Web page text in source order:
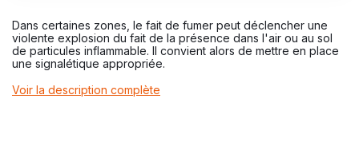
Dans certaines zones, le fait de fumer peut déclencher une
violente explosion du fait de la présence dans l'air ou au sol
de particules inflammable. Il convient alors de mettre en place
une signalétique appropriée.
Voir la description complète